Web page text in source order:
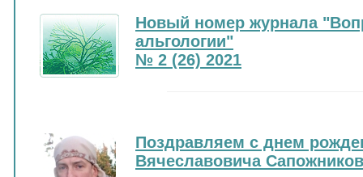
Новый номер журнала
альгологии"
№ 2 (26) 2021
Поздравляем с днем
Вячеславовича